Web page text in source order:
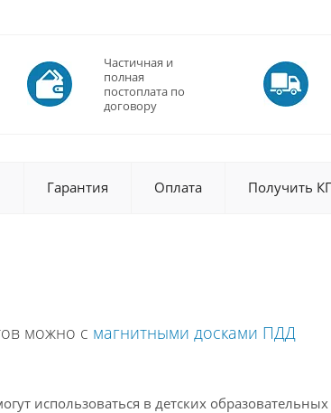
Частичная и
полная
постоплата по
договору
Гарантия Оплата Получить
можно с магнитными досками ПДД
использоваться в детских